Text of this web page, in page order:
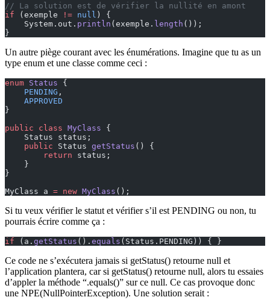
// La solution est de vérifier la nullité en amont
if (exemple != null ) {
    System.out.
println (exemple. length ());
}
Un autre piège courant avec les énumérations. Imagine que tu as un
type enum et une classe comme ceci :
enum Status {
    PENDING
,
    APPROVED
}
public class MyClass {
    Status status;
    public
Status getStatus () {
        return
status;
    }
}
MyClass a = new MyClass ();
Si tu veux vérifier le statut et vérifier s’il est PENDING ou non, tu
pourrais écrire comme ça :
if (a. getStatus (). equals (Status.PENDING)) { }
Ce code ne s’exécutera jamais si getStatus() retourne null et
l’application plantera, car si getStatus() retourne null, alors tu essaies
d’appler la méthode “.equals()” sur ce null. Ce cas provoque donc
une NPE(NullPointerException). Une solution serait :